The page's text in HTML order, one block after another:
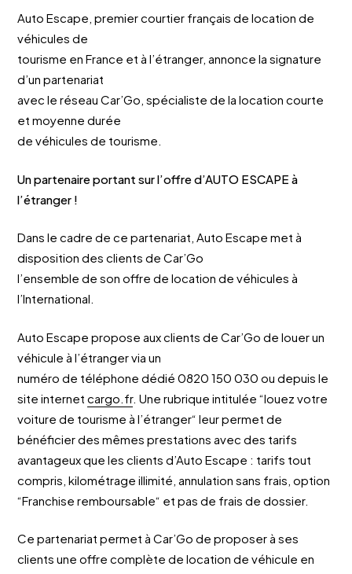
Auto Escape, premier courtier français de location de
véhicules de
tourisme en France et à l’étranger, annonce la signature
d’un partenariat
avec le réseau Car’Go, spécialiste de la location courte
et moyenne durée
de véhicules de tourisme.
Un partenaire portant sur l’offre d’AUTO ESCAPE à
l’étranger !
Dans le cadre de ce partenariat, Auto Escape met à
disposition des clients de Car’Go
l’ensemble de son offre de location de véhicules à
l’International.
Auto Escape propose aux clients de Car’Go de louer un
véhicule à l’étranger via un
numéro de téléphone dédié 0820 150 030 ou depuis le
site internetcargo.fr. Une rubrique intitulée “louez votre
voiture de tourisme à l’étranger“ leur permet de
bénéficier des mêmes prestations avec des tarifs
avantageux que les clients d’Auto Escape : tarifs tout
compris, kilométrage illimité, annulation sans frais, option
“Franchise remboursable“ et pas de frais de dossier.
Ce partenariat permet à Car’Go de proposer à ses
clients une offre complète de location de véhicule en